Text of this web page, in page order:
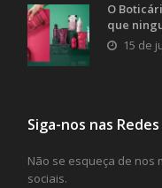
O
que
15 de
Siga-nos nas Redes
Não se esqueça de nos
sociais.